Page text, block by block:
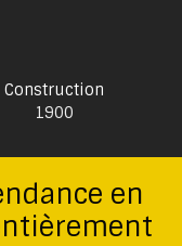
Construction
1900
en